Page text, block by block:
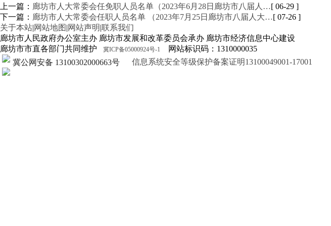
上一篇： 廊坊市人大常委会任免职人员名单（2023年6月28日廊坊市八届人…[ 06-29 ]
下一篇： 廊坊市人大常委会任职人员名单 （2023年7月25日廊坊市八届人大…[ 07-26 ]
关于本站|网站地图 |网站声明|联系我们
廊坊市人民政府办公室主办 廊坊市发展和改革委员会承办 廊坊市经济信息中心建设
廊坊市市直各部门共同维护
冀ICP备05000924号-1
网站标识码：1310000035
冀公网安备 13100302000663号
信息系统安全等级保护备案证明13100049001-17001